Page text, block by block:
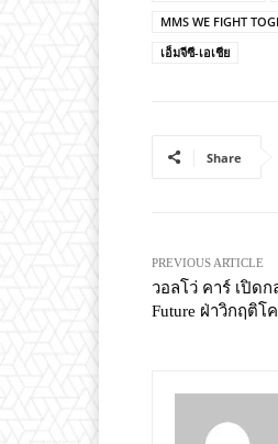
MMS WE FIGHT
เอ็มจีซี-เอเชีย
Share
PREVIOUS ARTICLE
วอลโว่ คาร์ เปิดก
Future ฝ่าวิกฤติโ